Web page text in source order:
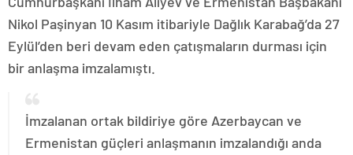
Nikol Paşinyan 10 Kasım itibariyle Dağlık Karabağ’da 27
Eylül’den beri devam eden çatışmaların durması için
bir anlaşma imzalamıştı.
İmzalanan ortak bildiriye göre Azerbaycan ve
Ermenistan güçleri anlaşmanın imzalandığı anda